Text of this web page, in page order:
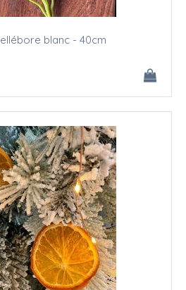
blanc - 40cm